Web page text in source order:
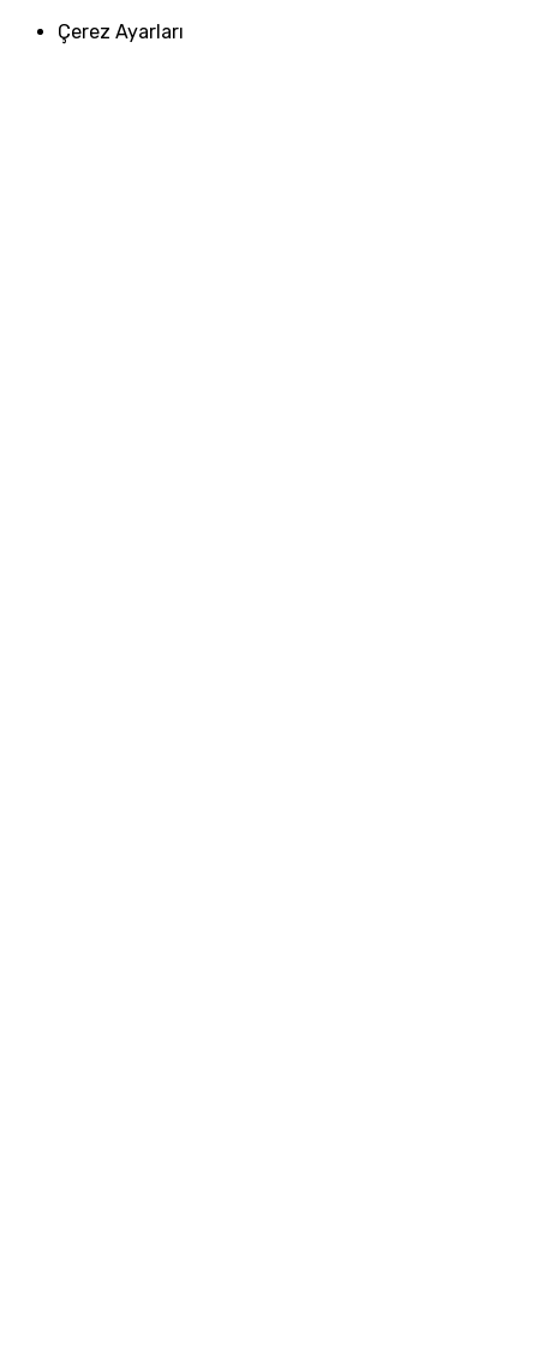
Çerez Ayarları